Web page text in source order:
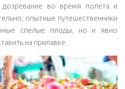
во время полета и
опытные путешественники
спелые плоды, но и явно
на прилавке.